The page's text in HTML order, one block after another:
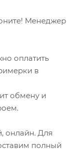
Менеджер
оплатить
в
обмену и
онлайн. Для
полный